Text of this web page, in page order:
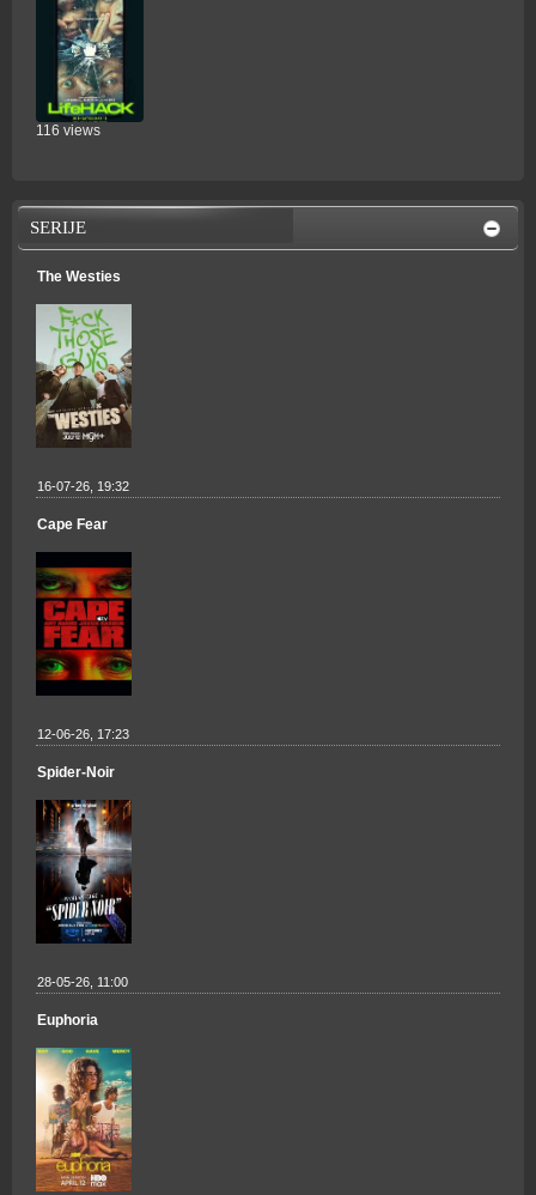
116 views
SERIJE
The Westies
16-07-26, 19:32
Cape Fear
12-06-26, 17:23
Spider-Noir
28-05-26, 11:00
Euphoria